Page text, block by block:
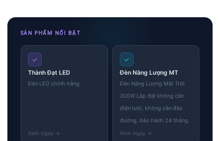
SẢN PHẨM NỔI BẬT
✓
Thành Đạt LED
Đèn LED chính hãng
✓
Đèn Năng Lượng MT
Đèn Năng Lượng Mặt Trời
300W Lắp đặt không cần
điện lưới, không cần đào
đường, bảo hành 24 tháng.